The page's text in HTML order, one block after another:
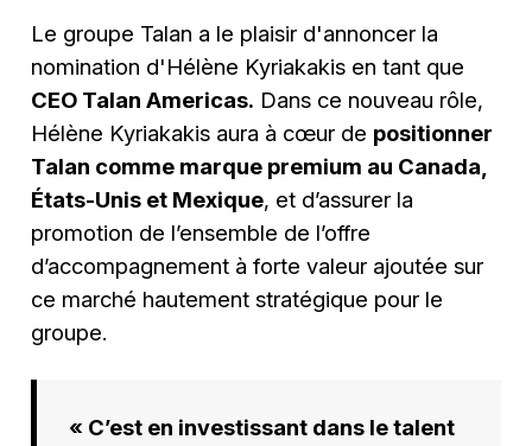
Le groupe Talan a le plaisir d'annoncer la
nomination d'Hélène Kyriakakis en tant que
CEO Talan Americas. Dans ce nouveau rôle,
Hélène Kyriakakis aura à cœur de positionner
Talan comme marque premium au Canada,
États-Unis et Mexique, et d’assurer la
promotion de l’ensemble de l’offre
d’accompagnement à forte valeur ajoutée sur
ce marché hautement stratégique pour le
groupe.
« C’est en investissant dans le talent